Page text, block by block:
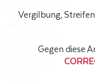
O
Vergilbung,
Gegen diese